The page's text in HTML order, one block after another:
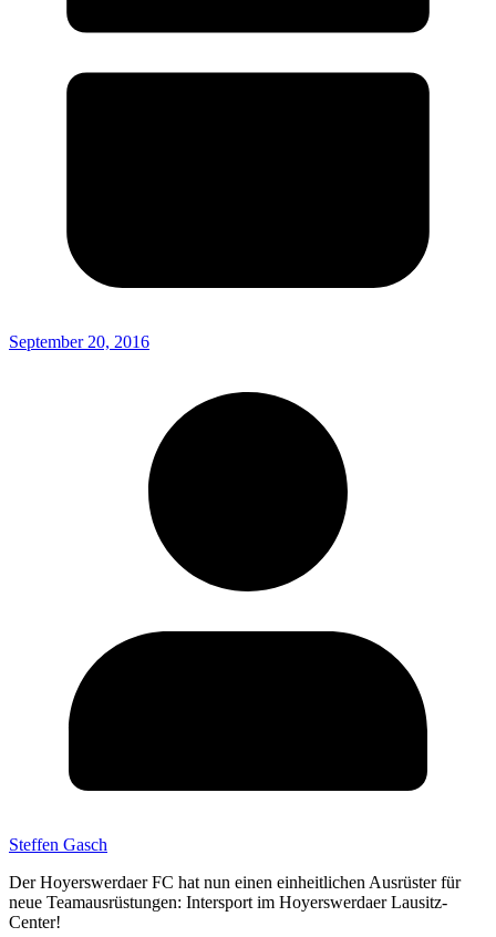
September 20, 2016
Steffen Gasch
Der Hoyerswerdaer FC hat nun einen einheitlichen Ausrüster für
neue Teamausrüstungen: Intersport im Hoyerswerdaer Lausitz-
Center!